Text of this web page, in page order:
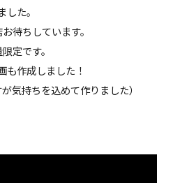
した。
待ちしています。
定です。
も作成しました！
気持ちを込めて作りました）